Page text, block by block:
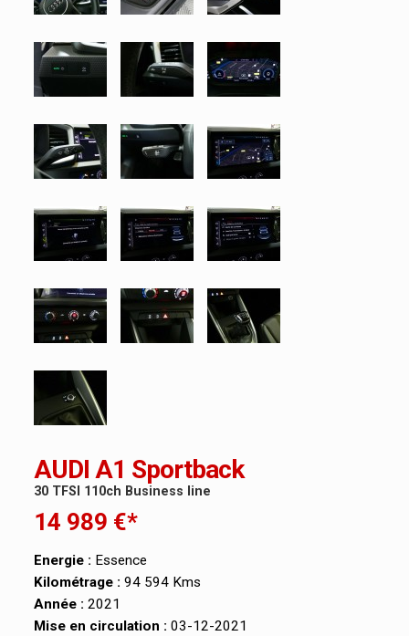
AUDI A1 Sportback
30 TFSI 110ch Business line
14 989 €*
Energie : Essence
Kilométrage : 94 594 Kms
Année : 2021
Mise en circulation : 03-12-2021